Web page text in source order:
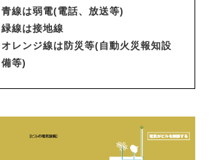
青線は弱電(電話、放送等)
緑線は接地線
オレンジ線は防災等(自動火災報知設
備等)